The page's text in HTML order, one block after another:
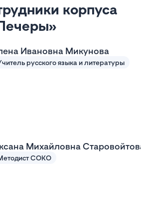
корпуса
Ивановна Микунова
русского языка и литературы
Михайловна
СОКО